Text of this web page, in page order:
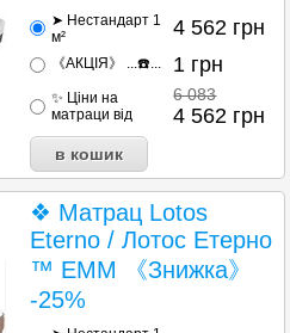
➤ Нестандарт 1
м²
4 562 грн
《АКЦІЯ》 ...☎️... 1 грн
✨ Ціни на
матраци від
6 083
4 562 грн
❖ Матрац Lotos
Eterno / Лотос Етерно
™ ЕММ 《Знижка》
-25%